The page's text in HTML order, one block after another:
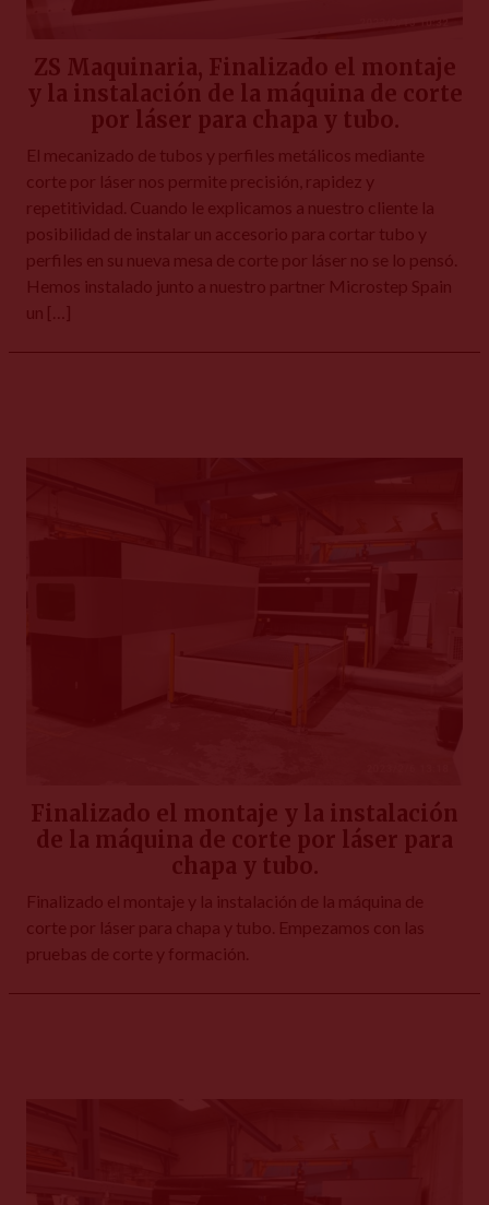
ZS Maquinaria, Finalizado el montaje
y la instalación de la máquina de corte
por láser para chapa y tubo.
El mecanizado de tubos y perfiles metálicos mediante
corte por láser nos permite precisión, rapidez y
repetitividad. Cuando le explicamos a nuestro cliente la
posibilidad de instalar un accesorio para cortar tubo y
perfiles en su nueva mesa de corte por láser no se lo pensó.
Hemos instalado junto a nuestro partner Microstep Spain
un […]
Finalizado el montaje y la instalación
de la máquina de corte por láser para
chapa y tubo.
Finalizado el montaje y la instalación de la máquina de
corte por láser para chapa y tubo. Empezamos con las
pruebas de corte y formación.